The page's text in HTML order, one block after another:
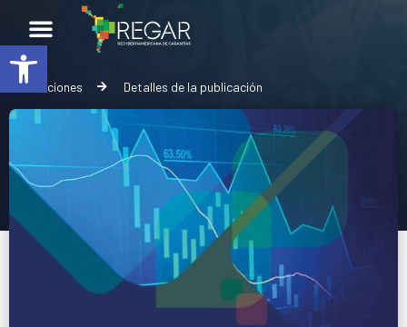
Abrir barra de herramientas
Publicaciones Detalles de la publicación